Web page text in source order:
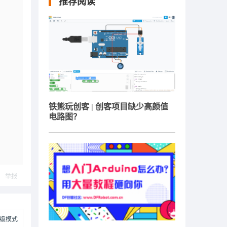
举报
模式
铁熊玩创客 | 创客项目缺少高颜值
电路图？